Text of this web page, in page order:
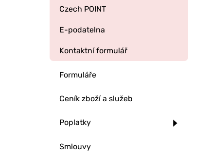
Czech POINT
E-podatelna
Kontaktní formulář
Formuláře
Ceník zboží a služeb
Poplatky
Smlouvy